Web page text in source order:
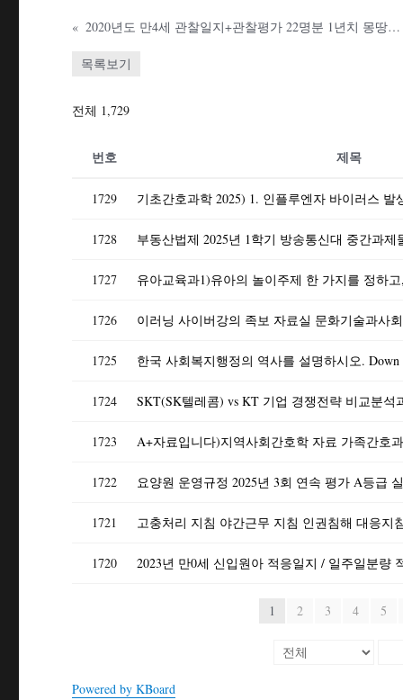
« 2020년도 만4세 관찰일지+관찰평가 22명분 1년치 몽땅입니다.
목록보기
전체 1,729
번호 제목
1729
1728
1727
1726
1725 한국 사회복지행정의 역사를 설명하시오. Down
1724 SKT(SK텔레콤) vs KT 기업 경쟁전략 비교분석
1723
1722 요양원 운영규정 2025년 3회 연속 평가 A등급
1721
1720
1 2 3 4 5
Powered by KBoard